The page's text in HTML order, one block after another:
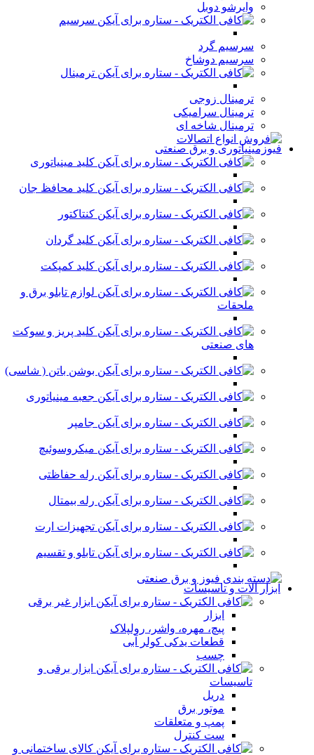
وایرشو دوبل
سرسیم
سرسیم گرد
سرسیم دوشاخ
ترمینال
ترمینال زوجی
ترمینال سرامیکی
ترمینال شاخه ای
فیوزمینیاتوری و برق صنعتی
کلید مینیاتوری
کلید محافظ جان
کنتاکتور
کلید گردان
کلید کمپکت
لوازم تابلو برق و
ملحقات
کلید پریز و سوکت
های صنعتی
بوشن باتن ( شاسی)
جعبه مینیاتوری
جامپر
میکروسوئیچ
رله حفاظتی
رله بیمتال
تجهیزات ارت
تابلو و تقسیم
ابزار آلات و تاسیسات
ابزار غیر برقی
ابزار
پیچ، مهره، واشر، رولپلاک
قطعات یدکی کولر آبی
چسب
ابزار برقی و
تاسیسات
دریل
موتور برق
پمپ و متعلقات
ست کنترل
کالای ساختمانی و